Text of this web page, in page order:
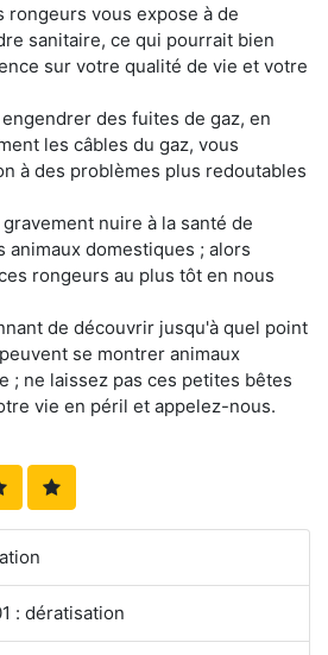
rongeurs vous expose à de
sanitaire, ce qui pourrait bien
sur votre qualité de vie et votre
des fuites de gaz, en
les câbles du gaz, vous
à des problèmes plus redoutables
nuire à la santé de
animaux domestiques ; alors
rongeurs au plus tôt en nous
de découvrir jusqu'à quel point
se montrer animaux
; ne laissez pas ces petites bêtes
vie en péril et appelez-nous.
: dératisation